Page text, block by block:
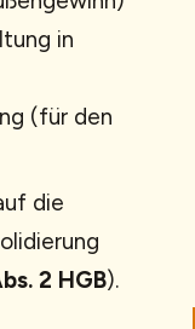
in
(für den
die
2 HGB).